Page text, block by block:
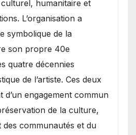
culturel, humanitaire et
L’organisation a
symbolique de la
son propre 40e
quatre décennies
de l’artiste. Ces deux
d’un engagement commun
de la culture,
communautés et du